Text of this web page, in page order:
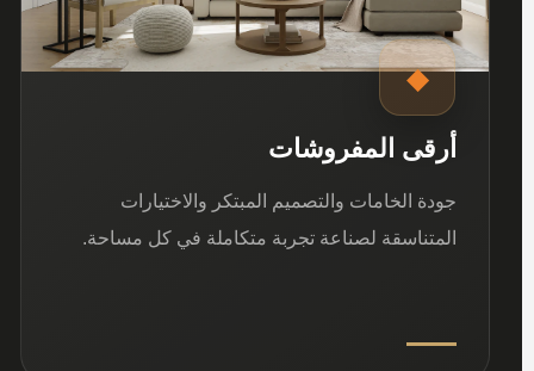
◆
أرقى المفروشات
جودة الخامات والتصميم المبتكر والاختيارات
المتناسقة لصناعة تجربة متكاملة في كل مساحة.